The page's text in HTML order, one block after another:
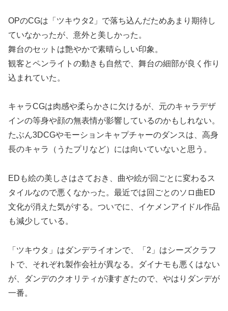
OPのCGは「ツキウタ2」で落ち込んだためあまり期待し
ていなかったが、意外と美しかった。
舞台のセットは艶やかで素晴らしい印象。
観客とペンライトの動きも自然で、舞台の細部が良く作り
込まれていた。
キャラCGは肉感や柔らかさに欠けるが、元のキャラデザ
インの等身や顔の無表情が影響しているのかもしれない。
たぶん3DCGやモーションキャプチャーのダンスは、高身
長のキャラ（うたプリなど）には向いていないと思う。
EDも絵の美しさはさておき、曲や絵が回ごとに変わるス
タイルなので悪くなかった。最近では回ごとのソロ曲ED
文化が消えた気がする。ついでに、イケメンアイドル作品
も減少している。
「ツキウタ」はダンデライオンで、「2」はシーズクラフ
トで、それぞれ製作会社が異なる。ダイナモも悪くはない
が、ダンデのクオリティが凄すぎたので、やはりダンデが
一番。